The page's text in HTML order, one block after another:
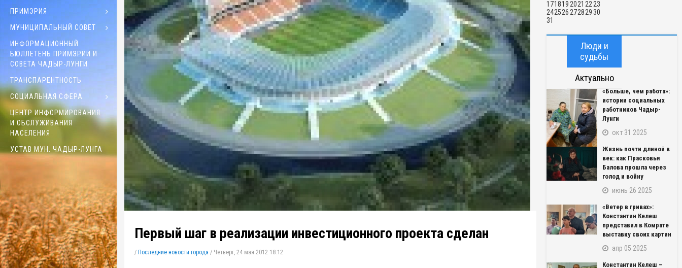
ПРИМЭРИЯ
МУНИЦИПАЛЬНЫЙ СОВЕТ
ИНФОРМАЦИОННЫЙ
БЮЛЛЕТЕНЬ ПРИМЭРИИ И
СОВЕТА ЧАДЫР-ЛУНГИ
ТРАНСПАРЕНТНОСТЬ
СОЦИАЛЬНАЯ СФЕРА
ЦЕНТР ИНФОРМИРОВАНИЯ
И ОБСЛУЖИВАНИЯ
НАСЕЛЕНИЯ
УСТАВ МУН. ЧАДЫР-ЛУНГА
Первый шаг в реализации инвестиционного проекта сделан
/ Последние новости города / Четверг, 24 мая 2012 18:12
171819 2021 22 23
242526 27282930
31
Люди и
судьбы
Актуально
«Больше, чем работа»:
истории социальных
работников Чадыр-
Лунги
окт 31 2025
Жизнь почти длиной в
век: как Прасковья
Балова прошла через
голод и войну
июнь 26 2025
«Ветер в гривах»:
Константин Келеш
представил в Комрате
выставку своих картин
апр 05 2025
Константин Келеш –